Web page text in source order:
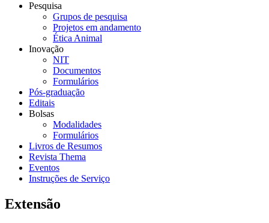
Pesquisa
Grupos de pesquisa
Projetos em andamento
Ética Animal
Inovação
NIT
Documentos
Formulários
Pós-graduação
Editais
Bolsas
Modalidades
Formulários
Livros de Resumos
Revista Thema
Eventos
Instruções de Serviço
Extensão